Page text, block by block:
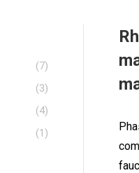
(7)
(3)
(4)
(1)